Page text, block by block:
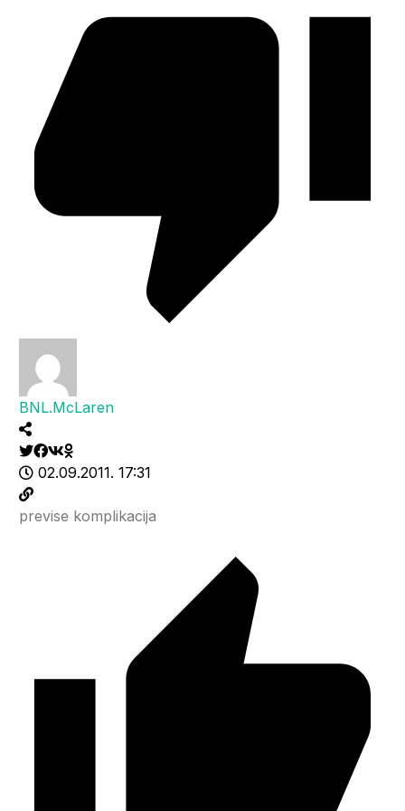
BNL.McLaren
02.09.2011. 17:31
previse komplikacija